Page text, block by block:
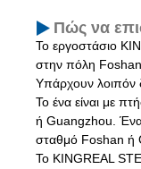
Πώς να
Το εργοστάσιο
στην πόλη
Υπάρχουν λοιπόν
Το ένα είναι με
ή Guangzhou. Ένα
σταθμό Foshan ή
Το KINGREAL